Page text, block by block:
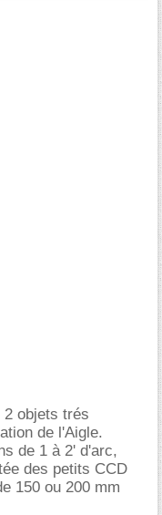
objets trés
de l'Aigle.
de 1 à 2' d'arc,
des petits CCD
150 ou 200 mm